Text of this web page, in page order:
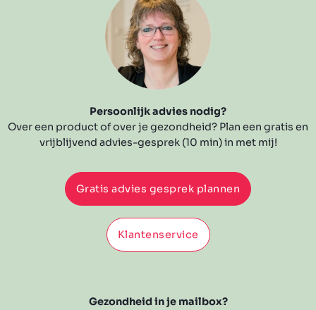
Persoonlijk advies nodig?
Over een product of over je gezondheid? Plan een gratis en
vrijblijvend advies-gesprek (10 min) in met mij!
Gratis advies gesprek plannen
Klantenservice
Gezondheid in je mailbox?